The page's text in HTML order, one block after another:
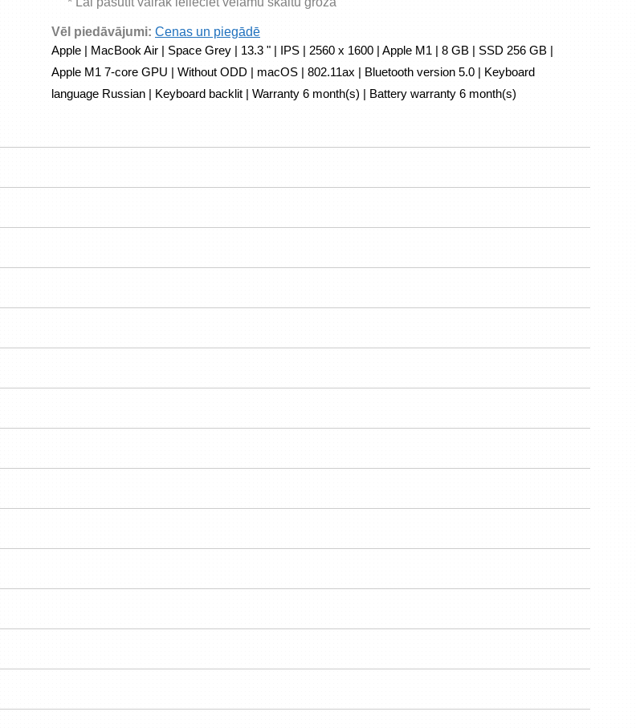
Vēl piedāvājumi: Cenas un piegādē
Apple | MacBook Air | Space Grey | 13.3 " | IPS | 2560 x 1600 | Apple M1 | 8 GB | SSD 256 GB |
Apple M1 7-core GPU | Without ODD | macOS | 802.11ax | Bluetooth version 5.0 | Keyboard
language Russian | Keyboard backlit | Warranty 6 month(s) | Battery warranty 6 month(s)